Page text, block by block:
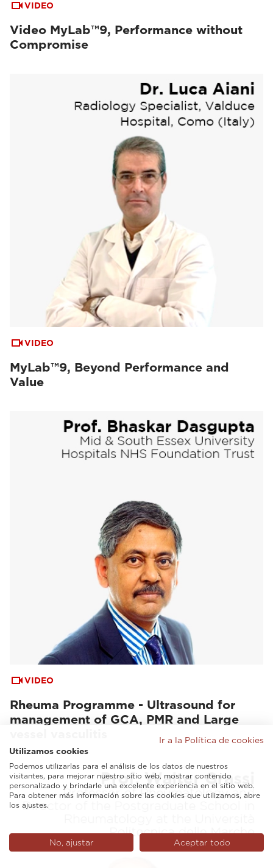
VIDEO
Video MyLab™9, Performance without
Compromise
VIDEO
MyLab™9, Beyond Performance and
Value
VIDEO
Rheuma Programme - Ultrasound for
management of GCA, PMR and Large
Ir a la Política de cookies
Utilizamos cookies
Podemos utilizarlas para el análisis de los datos de nuestros
visitantes, para mejorar nuestro sitio web, mostrar contenido
personalizado y brindarle una excelente experiencia en el sitio web.
Para obtener más información sobre las cookies que utilizamos, abre
los ajustes.
No, ajustar Aceptar todo